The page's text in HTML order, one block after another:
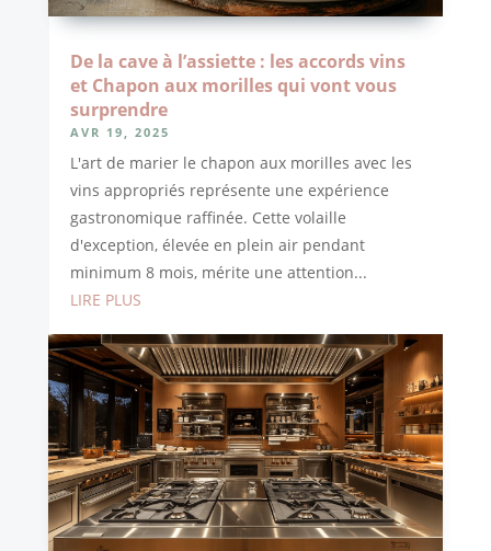
De la cave à l’assiette : les accords vins
et Chapon aux morilles qui vont vous
surprendre
AVR 19, 2025
L'art de marier le chapon aux morilles avec les
vins appropriés représente une expérience
gastronomique raffinée. Cette volaille
d'exception, élevée en plein air pendant
minimum 8 mois, mérite une attention...
LIRE PLUS